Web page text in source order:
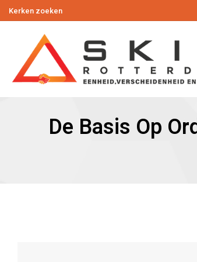
Kerken zoeken
De Basis Op